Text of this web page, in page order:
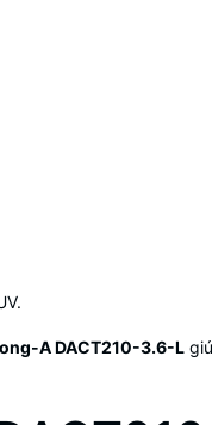
A DACT210-3.6-L